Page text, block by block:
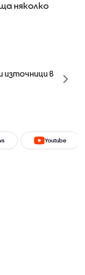
няколко
източници в
Youtube